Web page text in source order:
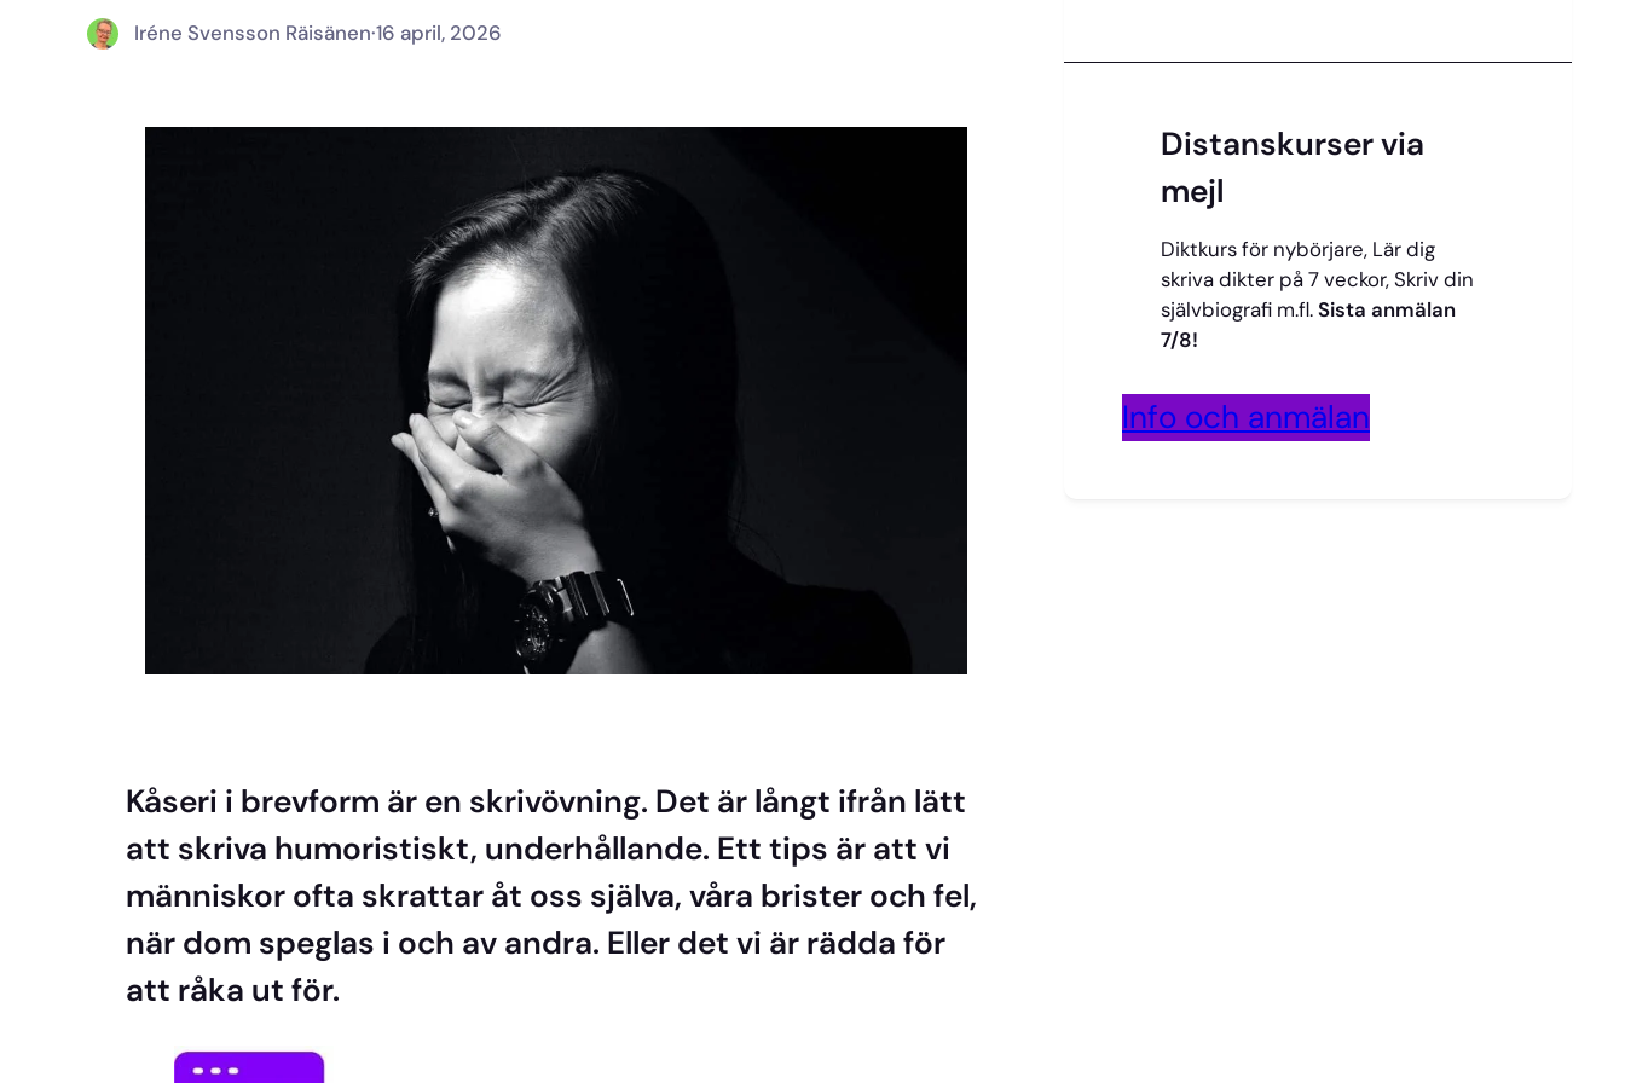
Iréne Svensson Räisänen·16 april, 2026
Kåseri i brevform är en skrivövning. Det är långt ifrån lätt
att skriva humoristiskt, underhållande. Ett tips är att vi
människor ofta skrattar åt oss själva, våra brister och fel,
när dom speglas i och av andra. Eller det vi är rädda för
att råka ut för.
Distanskurser via
mejl
Diktkurs för nybörjare, Lär dig
skriva dikter på 7 veckor, Skriv din
självbiografi m.fl.Sista anmälan
7/8!
Info och anmälan